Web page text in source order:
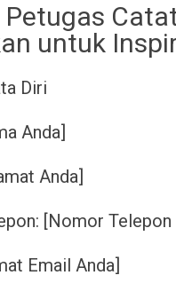
untuk
Diri
Anda]
Anda]
[Nomor Telepon
Email Anda]